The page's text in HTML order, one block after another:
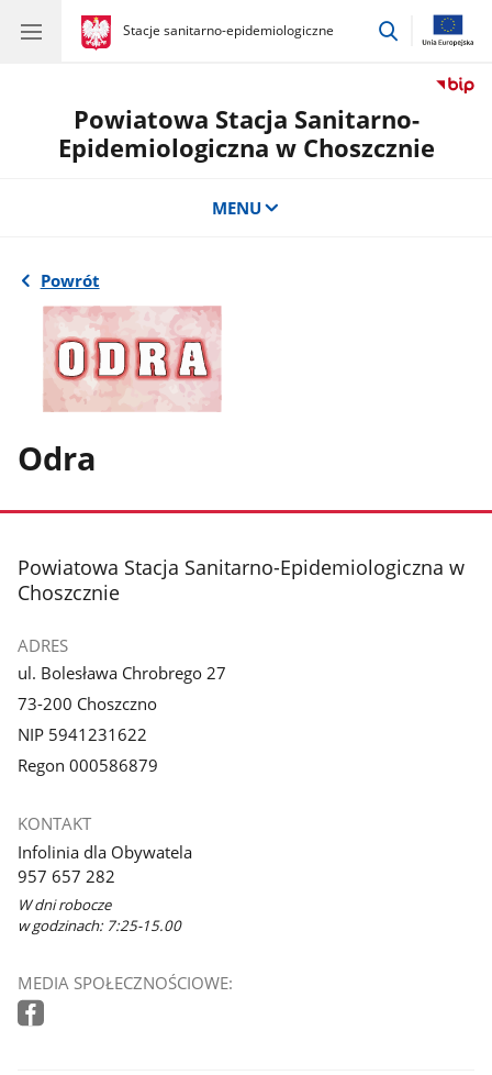
gov.pl
Stacje sanitarno-epidemiologiczne
gov.pl
Stacje
przejdź
Powiatowa Stacja Sanitarno-
Epidemiologiczna w Choszcznie
MENU
Powrót
Odra
stopka
Powiatowa Stacja Sanitarno-Epidemiologiczna w
Choszcznie
ADRES
ul. Bolesława Chrobrego 27
73-200 Choszczno
NIP 5941231622
Regon 000586879
KONTAKT
Infolinia dla Obywatela
957 657 282
W dni robocze
w godzinach: 7:25-15.00
MEDIA SPOŁECZNOŚCIOWE: